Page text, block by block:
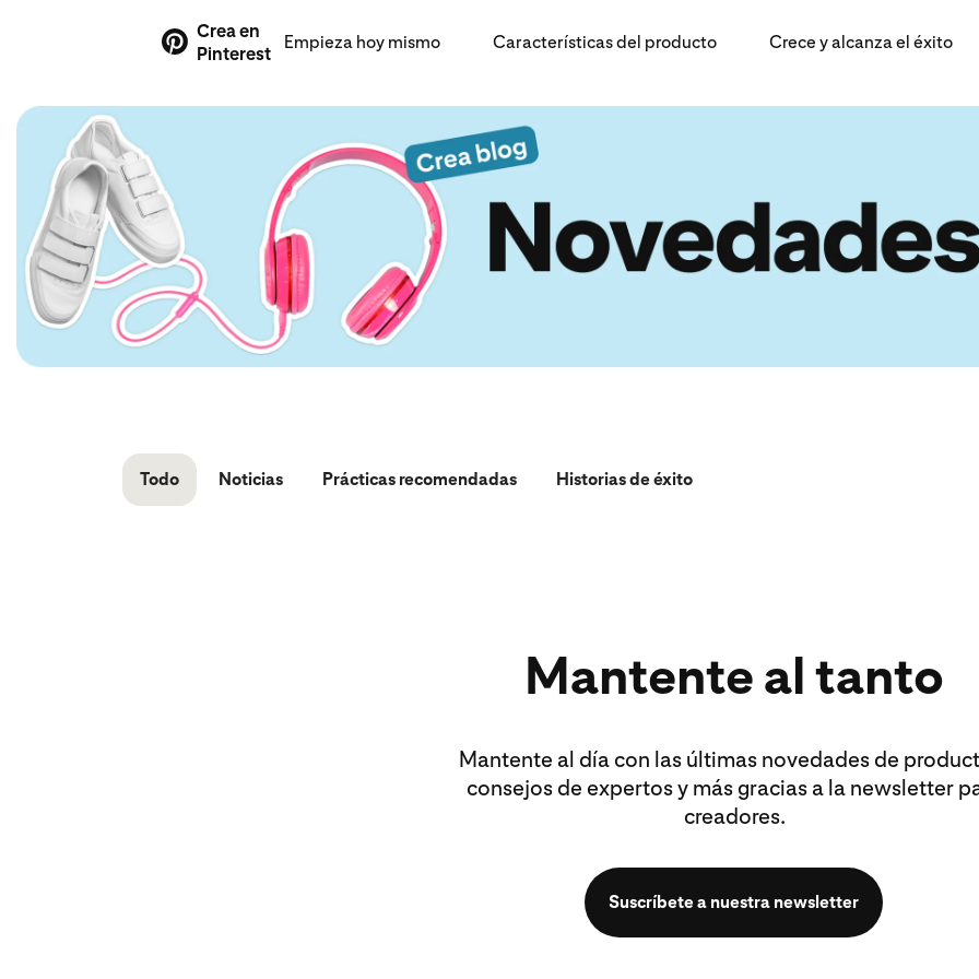
Crea en
Pinterest
Empieza hoy mismo Características del producto Crece y alcanza el éxito
Todo Noticias Prácticas recomendadas Historias de éxito
Mantente al tanto
Mantente al día con las últimas novedades de
consejos de expertos y más gracias a la newsletter
creadores.
Suscríbete a nuestra newsletter